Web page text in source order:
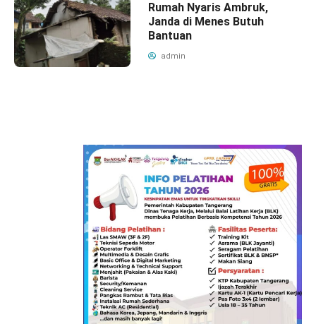
Rumah Nyaris Ambruk,
Janda di Menes Butuh
Bantuan
admin